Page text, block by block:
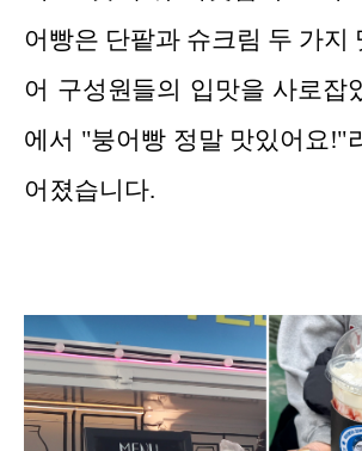
어빵은 단팥과 슈크림 두 가지
어 구성원들의 입맛을 사로잡
에서 "붕어빵 정말 맛있어요!"
어졌습니다.